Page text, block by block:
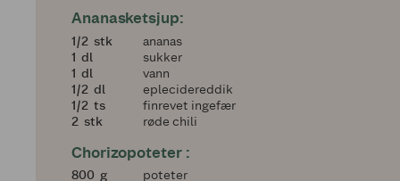
Ananasketsjup:
en halv
1/2 stk
ananas
11 dl
sukker
11 dl
vann
en halv
1/2 dl
eplecidereddik
en halv
1/2 ts
finrevet ingefær
2
2 stk røde chili
Chorizopoteter :
800
800 g
poteter